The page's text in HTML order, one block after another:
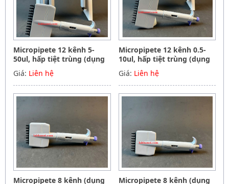
Micropipete 12 kênh 5-
50ul, hấp tiệt trùng (dụng
cụ hút mẫu, chất lỏng),
Hãng Phoenix instrument
Germany
Giá: Liên hệ
Micropipete 12 kênh 0.5-
10ul, hấp tiệt trùng (dụng
cụ hút mẫu, chất lỏng),
Hãng Phoenix instrument
Germany
Giá: Liên hệ
Micropipete 8 kênh (dụng
Micropipete 8 kênh (dụng